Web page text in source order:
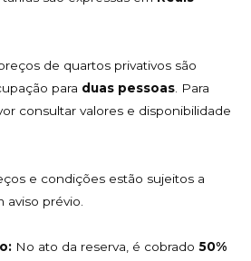
de quartos privativos são
para duas pessoas. Para
consultar valores e disponibilidade
e condições estão sujeitos a
aviso prévio.
No ato da reserva, é cobrado 50%